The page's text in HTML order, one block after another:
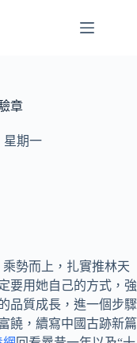
章
星期一
勢而上，扎實推林天
要用她自己的方式，強
品質成長，進一個步驟
饒，續寫中國古跡新篇